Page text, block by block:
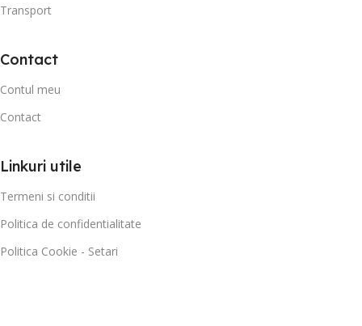
Transport
Contact
Contul meu
Contact
Linkuri utile
Termeni si conditii
Politica de confidentialitate
Politica Cookie - Setari